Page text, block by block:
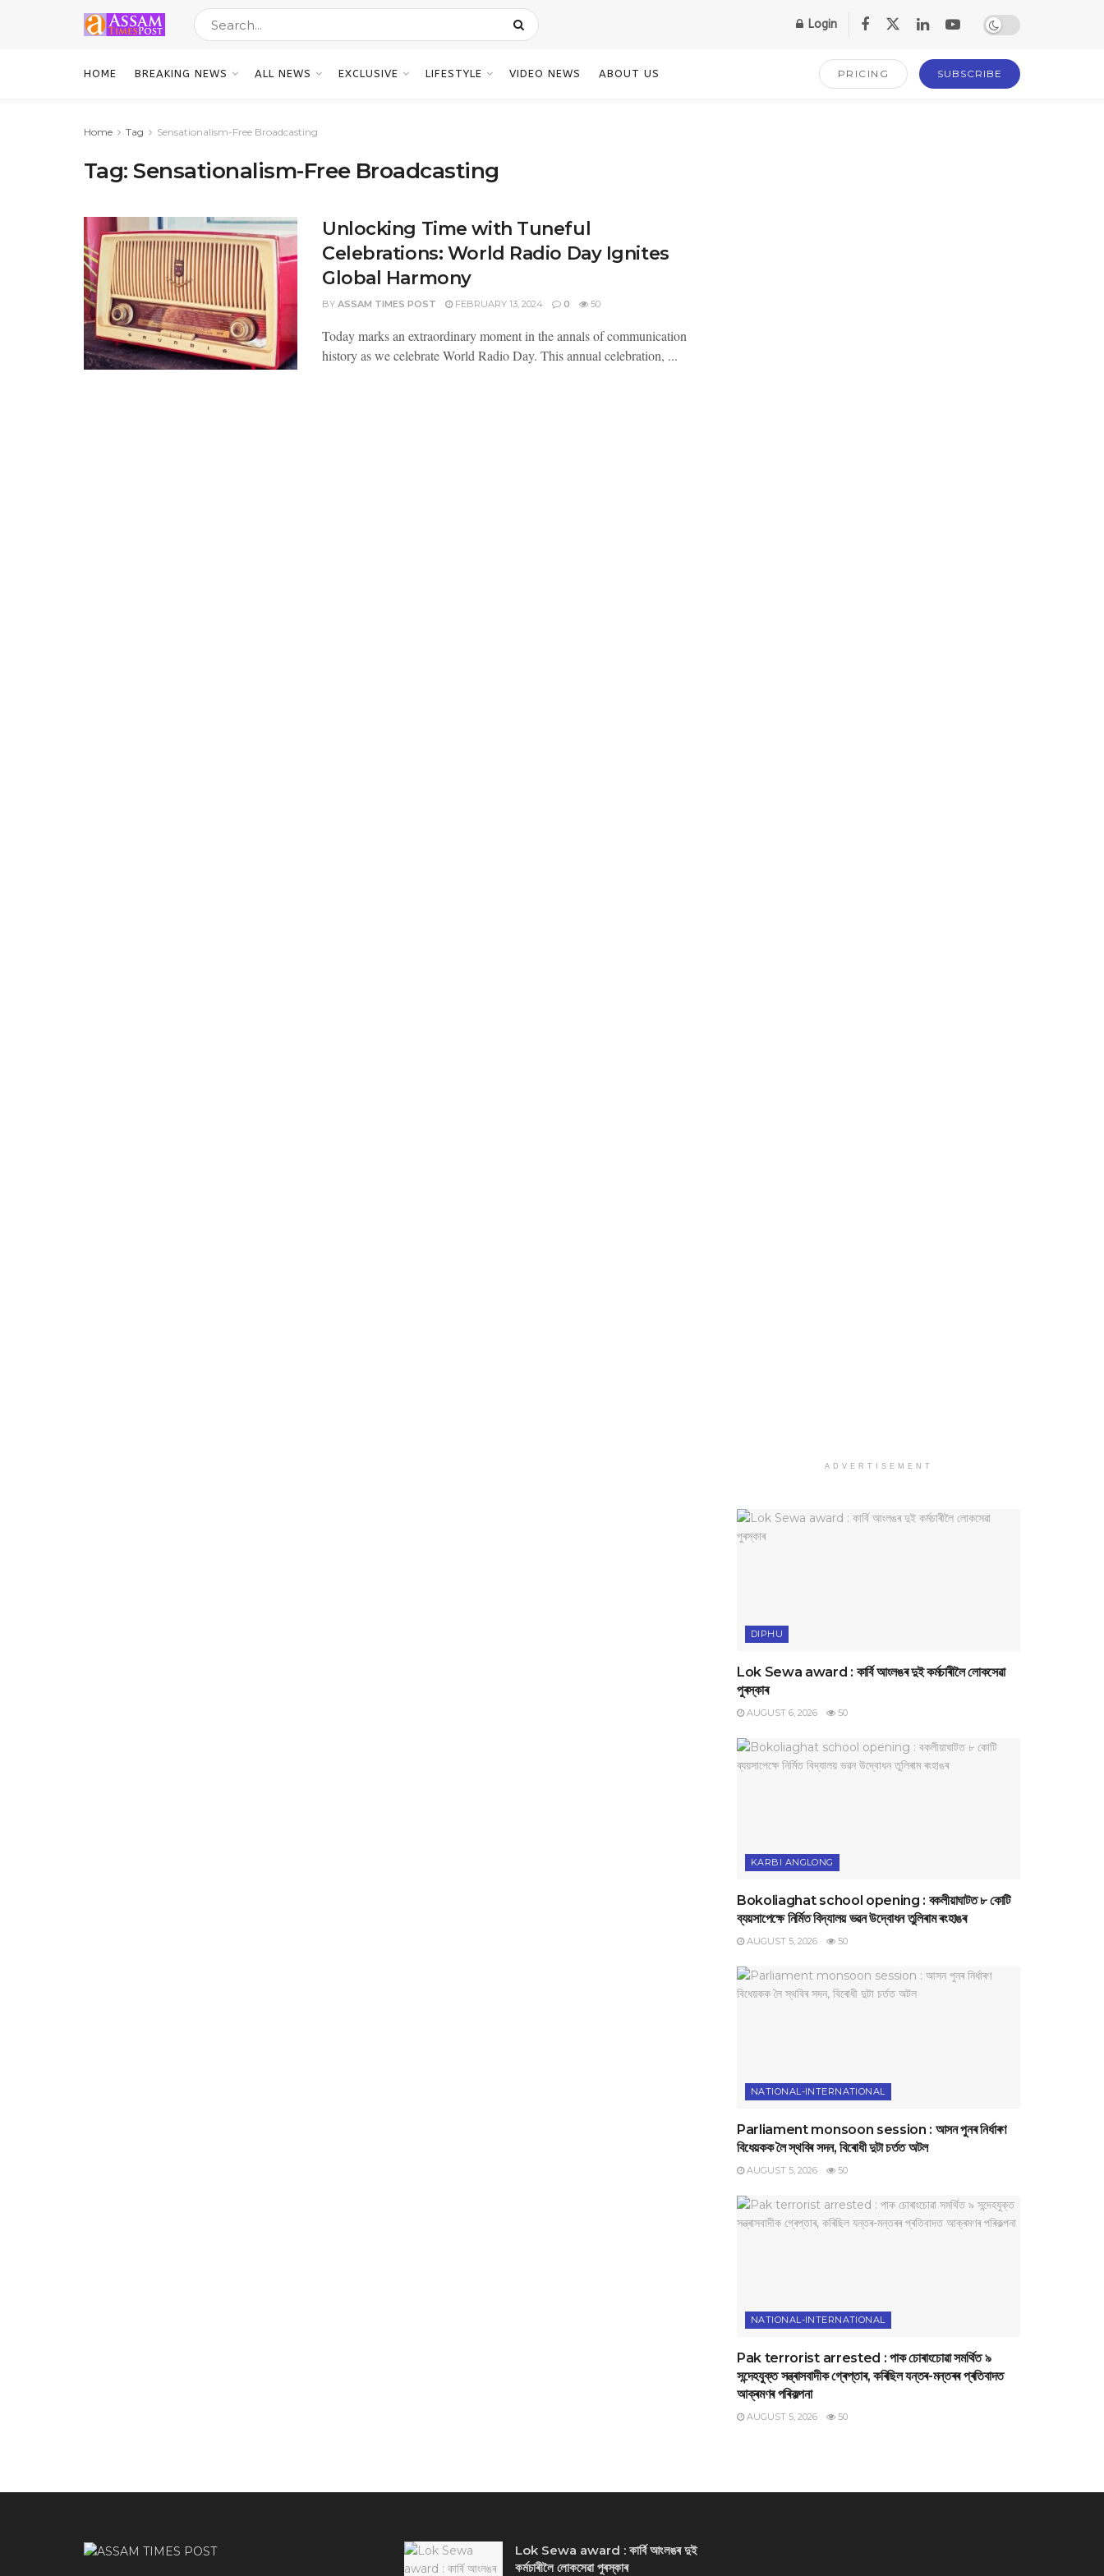
Login
HOME BREAKING NEWS ALL NEWS EXCLUSIVE LIFESTYLE VIDEO NEWS ABOUT US PRICING SUBSCRIBE
Home Tag Sensationalism-Free Broadcasting
Tag:Sensationalism-Free Broadcasting
Unlocking Time with Tuneful
Celebrations: World Radio Day Ignites
Global Harmony
BY ASSAM TIMES POST FEBRUARY 13, 2024 0 50
Today marks an extraordinary moment in the annals of communication
history as we celebrate World Radio Day. This annual celebration, ...
ADVERTISEMENT
DIPHU
Lok Sewa award : কাৰ্বি আংলঙৰ দুই কৰ্মচাৰীলৈ লোকসেৱা
পুৰস্কাৰ
AUGUST 6, 2026 50
KARBI ANGLONG
Bokoliaghat school opening : বকলীয়াঘাটত ৮ কোটি
ব্যয়সাপেক্ষে নির্মিত বিদ্যালয় ভৱন উদ্বোধন তুলিৰাম ৰংহাঙৰ
AUGUST 5, 2026 50
NATIONAL-INTERNATIONAL
Parliament monsoon session : আসন পুনৰ নিৰ্ধাৰণ
বিধেয়কক লৈ স্থবিৰ সদন, বিৰোধী দুটা চৰ্তত অটল
AUGUST 5, 2026 50
NATIONAL-INTERNATIONAL
Pak terrorist arrested : পাক চোৰাংচোৱা সমৰ্থিত ৯
সন্দেহযুক্ত সন্ত্ৰাসবাদীক গ্ৰেপ্তাৰ, কৰিছিল যন্তৰ-মন্তৰৰ প্ৰতিবাদত
আক্ৰমণৰ পৰিকল্পনা
AUGUST 5, 2026 50
Lok Sewa award : কাৰ্বি আংলঙৰ দুই
কৰ্মচাৰীলৈ লোকসেৱা পুৰস্কাৰ